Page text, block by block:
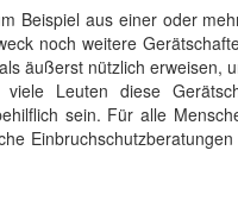
Beispiel aus einer oder
noch weitere
äußerst nützlich erweisen,
Leuten diese
sein. Für alle